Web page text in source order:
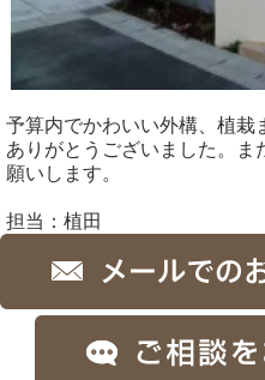
予算内でかわいい外構、植栽
ありがとうございました。ま
願いします。
担当：植田